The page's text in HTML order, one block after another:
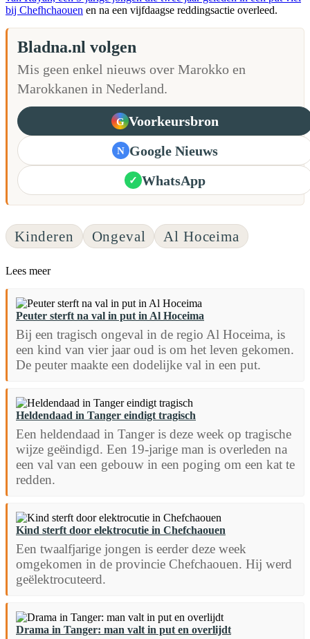
bij Chefhchaouen en na een vijfdaagse reddingsactie overleed.
Bladna.nl volgen
Mis geen enkel nieuws over Marokko en
Marokkanen in Nederland.
G Voorkeursbron
N Google Nieuws
✓ WhatsApp
Kinderen Ongeval Al Hoceima
Lees meer
Peuter sterft na val in put in Al Hoceima
Bij een tragisch ongeval in de regio Al Hoceima, is
een kind van vier jaar oud is om het leven gekomen.
De peuter maakte een dodelijke val in een put.
Heldendaad in Tanger eindigt tragisch
Een heldendaad in Tanger is deze week op tragische
wijze geëindigd. Een 19-jarige man is overleden na
een val van een gebouw in een poging om een ​​kat te
redden.
Kind sterft door elektrocutie in Chefchaouen
Een twaalfjarige jongen is eerder deze week
omgekomen in de provincie Chefchaouen. Hij werd
geëlektrocuteerd.
Drama in Tanger: man valt in put en overlijdt